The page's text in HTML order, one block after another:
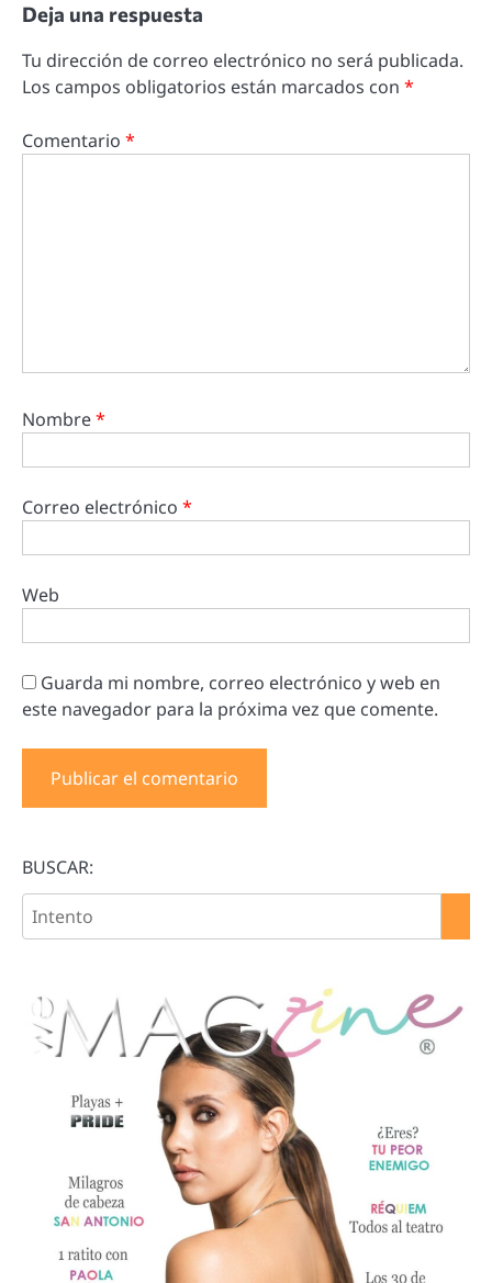
Deja una respuesta
Tu dirección de correo electrónico no será publicada.
Los campos obligatorios están marcados con *
Comentario *
Nombre*
Correo electrónico *
Web
Guarda mi nombre, correo electrónico y web en
este navegador para la próxima vez que comente.
BUSCAR: